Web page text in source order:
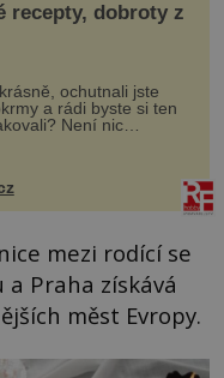
recepty, dobroty z
ochutnali jste
a rádi byste si ten
Není nic
(10 porcí)
na dovolené v
mezi rodící se
Praha získává
měst Evropy.